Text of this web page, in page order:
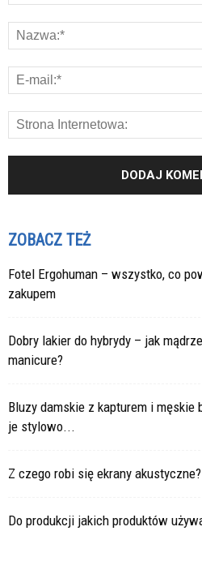
ZOBACZ TEŻ
Fotel Ergohuman – wszystko, co
zakupem
Dobry lakier do hybrydy – jak
manicure?
Bluzy damskie z kapturem i
je stylowo...
Z czego robi się ekrany akustyczne?
Do produkcji jakich produktów